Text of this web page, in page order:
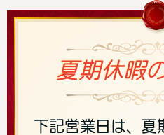
夏期休暇
下記営業日は、夏